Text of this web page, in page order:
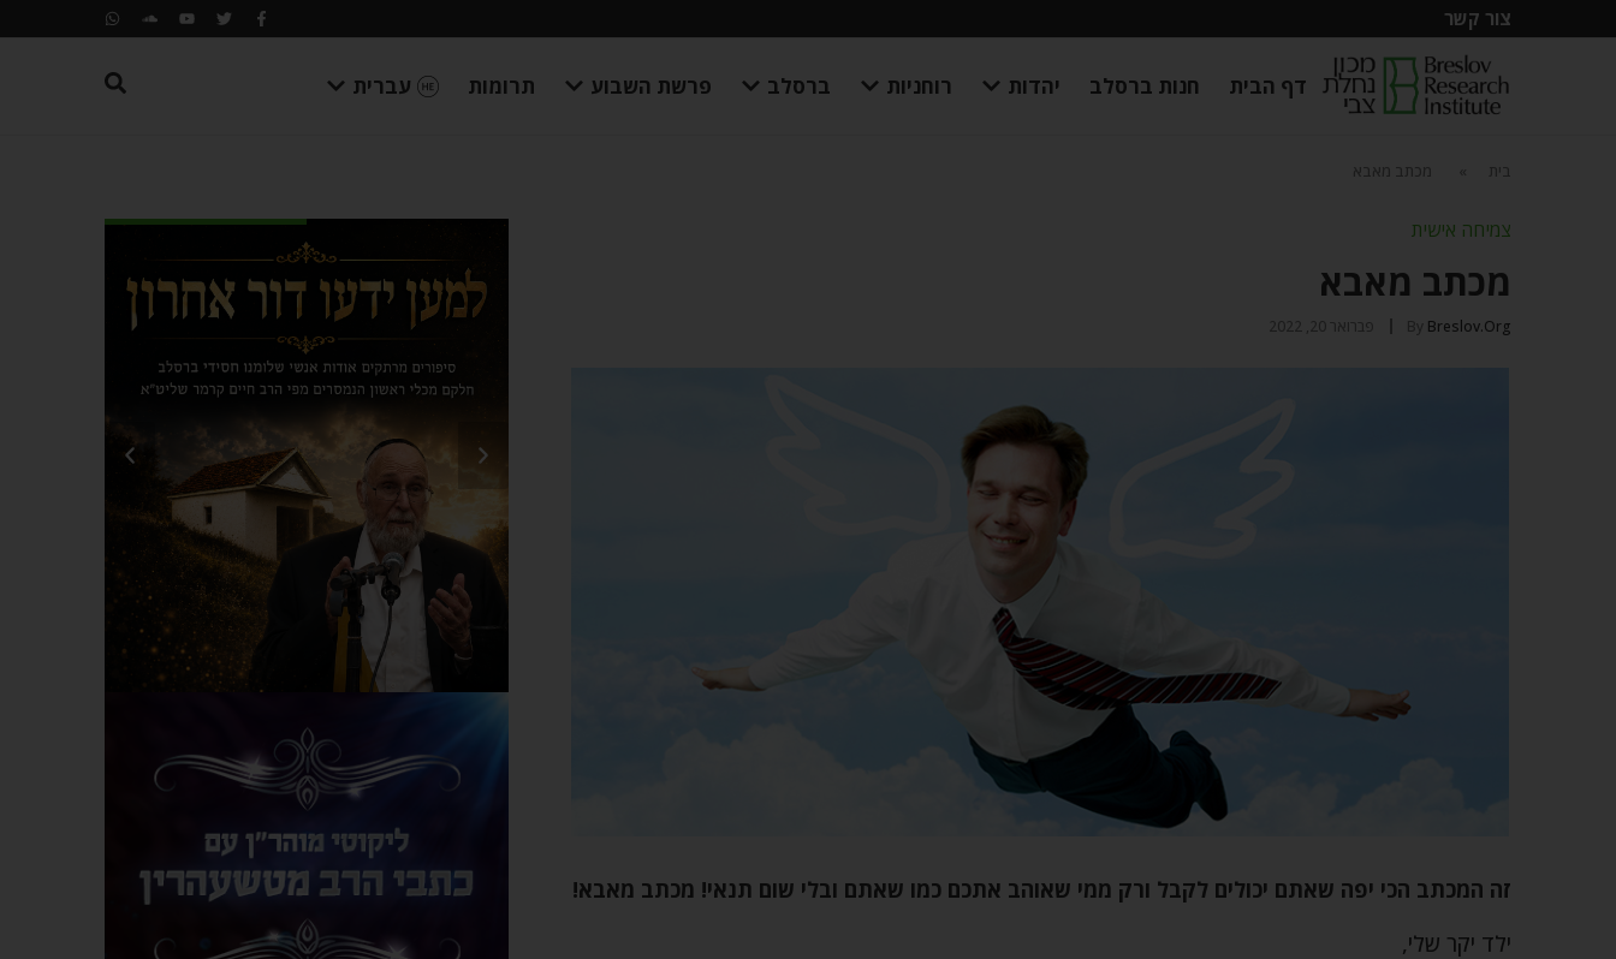
צור קשר
דף הבית חנות ברסלב יהדות רוחניות ברסלב פרשת השבוע תרומות עברית
בית מכתב מאבא
צמיחה אישית
מכתב מאבא
By Breslov.org פברואר 20, 2022
זה המכתב הכי יפה שאתם יכולים לקבל ורק ממי שאוהב אתכם כמו שאתם ובלי שום תנאי! מכתב מאבא!
ילד יקר שלי,